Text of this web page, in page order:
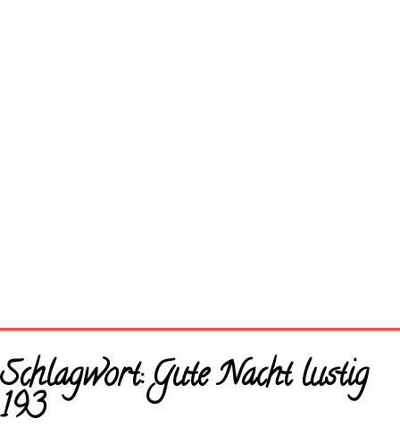
Startseite
Neue Bilder
Schlagwort:Gute Nacht lustig
193